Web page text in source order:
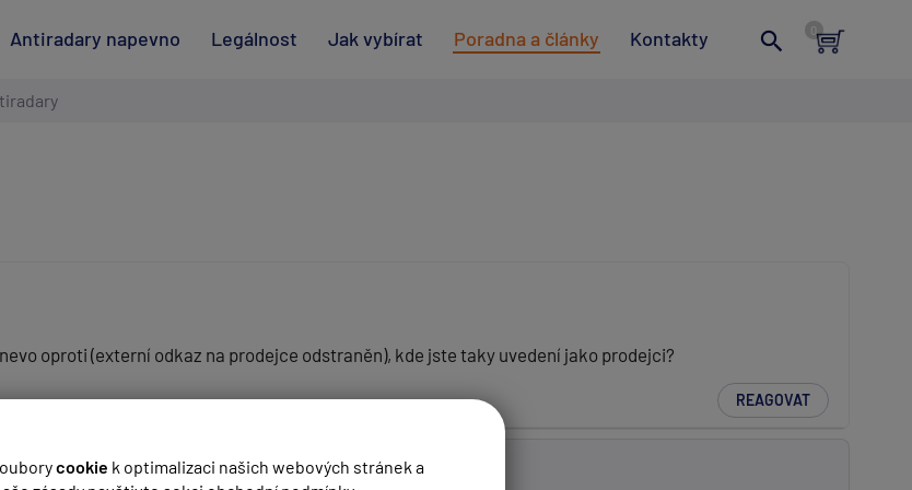
cookie k optimalizaci našich webových stránek a
Antiradary napevno Legálnost Jak vybírat Poradna a články Kontakty
oproti (externí odkaz na prodejce odstraněn), kde jste taky uvedení jako prodejci?
REAGOVAT